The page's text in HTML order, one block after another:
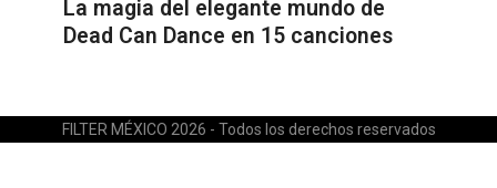
La magia del elegante mundo de
Dead Can Dance en 15 canciones
FILTER MÉXICO 2026 - Todos los derechos reservados